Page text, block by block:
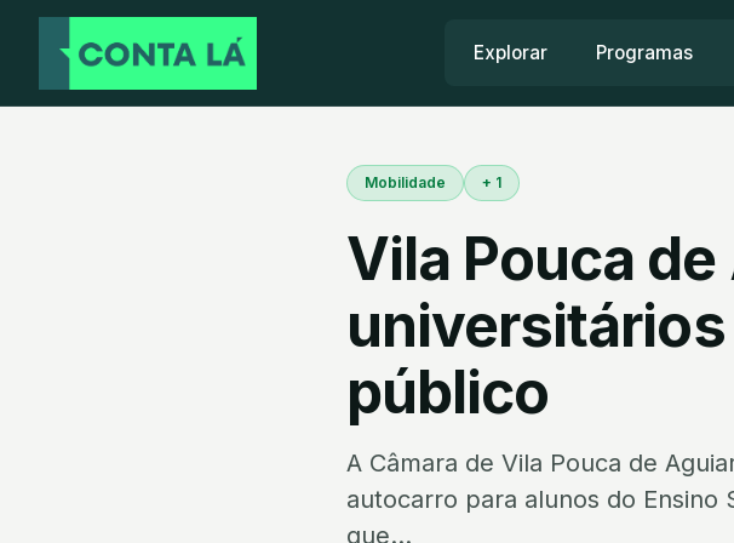
Explorar Programas
Mobilidade + 1
Vila Pouca
público
A Câmara de Vila Pouca de
autocarro para alunos do Ensino
que...